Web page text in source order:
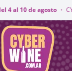
2026 · del 4 al 10
CyberWine